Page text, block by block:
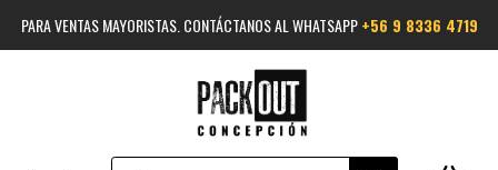
PARA VENTAS MAYORISTAS. CONTÁCTANOS AL WHATSAPP+56 9 8336 4719